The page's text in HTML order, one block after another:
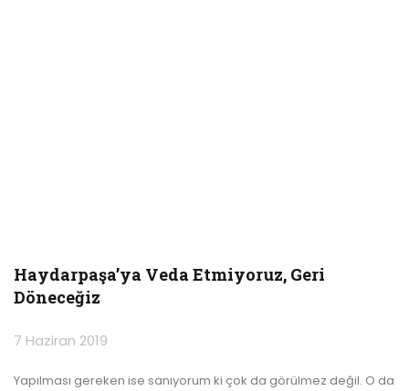
Haydarpaşa’ya Veda Etmiyoruz, Geri
Döneceğiz
7 Haziran 2019
Yapılması gereken ise sanıyorum ki çok da görülmez değil. O da